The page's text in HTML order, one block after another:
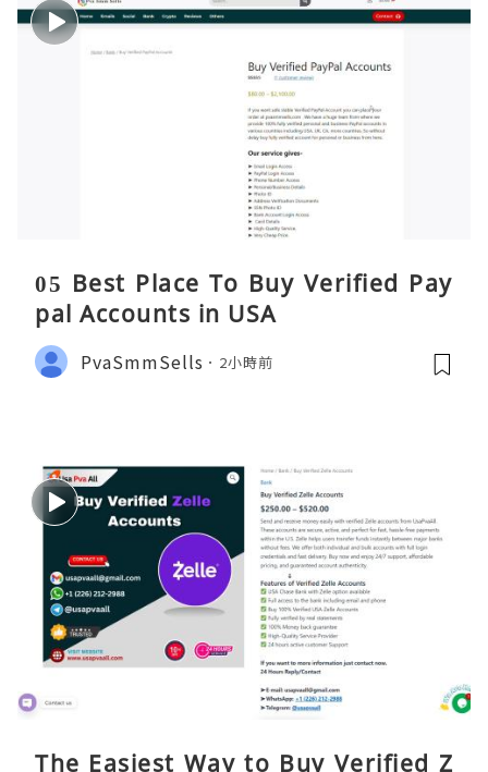
05 Best Place To Buy Verified Pay
pal Accounts in USA
PvaSmmSells 2小時前
The Easiest Way to Buy Verified Z